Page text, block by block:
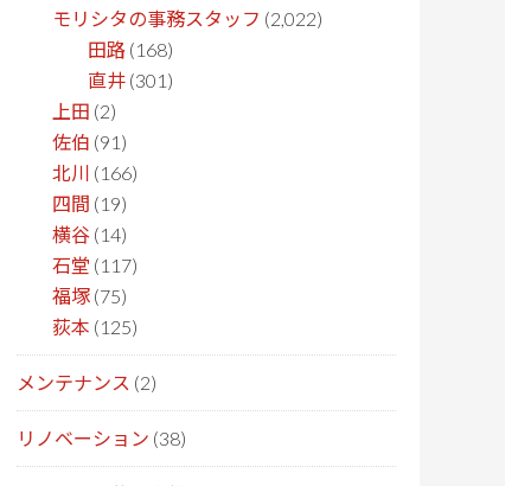
モリシタの事務スタッフ (2,022)
田路 (168)
直井 (301)
上田 (2)
佐伯 (91)
北川 (166)
四間 (19)
横谷 (14)
石堂 (117)
福塚 (75)
荻本 (125)
メンテナンス (2)
リノベーション (38)